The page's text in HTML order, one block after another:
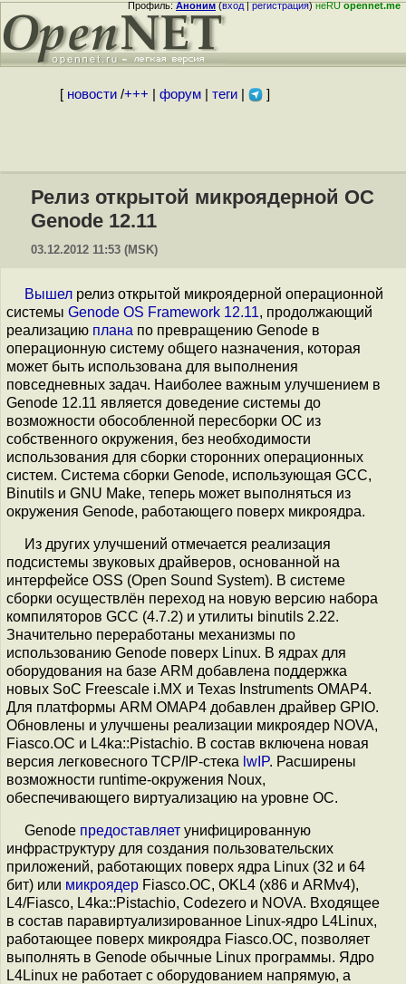
Профиль:Аноним(вход|регистрация)неRUopennet.me
[ новости/+++ форум| теги| ]
Релиз открытой микроядерной ОС
Genode 12.11
03.12.2012 11:53 (MSK)
Вышел релиз открытой микроядерной операционной
системы Genode OS Framework 12.11, продолжающий
реализацию плана по превращению Genode в
операционную систему общего назначения, которая
может быть использована для выполнения
повседневных задач. Наиболее важным улучшением в
Genode 12.11 является доведение системы до
возможности обособленной пересборки ОС из
собственного окружения, без необходимости
использования для сборки сторонних операционных
систем. Система сборки Genode, использующая GCC,
Binutils и GNU Make, теперь может выполняться из
окружения Genode, работающего поверх микроядра.
Из других улучшений отмечается реализация
подсистемы звуковых драйверов, основанной на
интерфейсе OSS (Open Sound System). В системе
сборки осуществлён переход на новую версию набора
компиляторов GCC (4.7.2) и утилиты binutils 2.22.
Значительно переработаны механизмы по
использованию Genode поверх Linux. В ядрах для
оборудования на базе ARM добавлена поддержка
новых SoC Freescale i.MX и Texas Instruments OMAP4.
Для платформы ARM OMAP4 добавлен драйвер GPIO.
Обновлены и улучшены реализации микроядер NOVA,
Fiasco.OC и L4ka::Pistachio. В состав включена новая
версия легковесного TCP/IP-стека lwIP. Расширены
возможности runtime-окружения Noux,
обеспечивающего виртуализацию на уровне ОС.
Genode предоставляет унифицированную
инфраструктуру для создания пользовательских
приложений, работающих поверх ядра Linux (32 и 64
бит) или микроядер Fiasco.OC, OKL4 (x86 и ARMv4),
L4/Fiasco, L4ka::Pistachio, Codezero и NOVA. Входящее
в состав паравиртуализированное Linux-ядро L4Linux,
работающее поверх микроядра Fiasco.OC, позволяет
выполнять в Genode обычные Linux программы. Ядро
L4Linux не работает с оборудованием напрямую, а